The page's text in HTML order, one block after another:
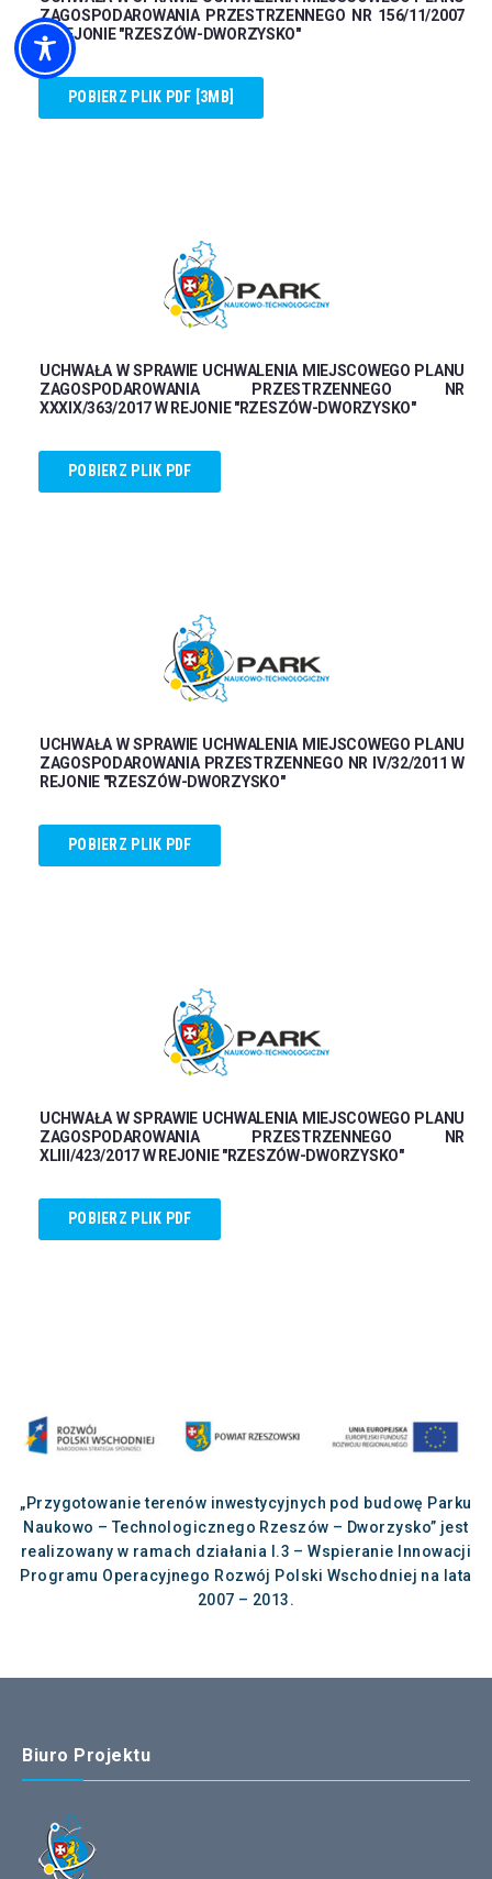
ZAGOSPODAROWANIA PRZESTRZENNEGO NR 156/11/2007
W REJONIE "RZESZÓW-DWORZYSKO"
POBIERZ PLIK PDF [3MB]
UCHWAŁA W SPRAWIE UCHWALENIA MIEJSCOWEGO PLANU
ZAGOSPODAROWANIA PRZESTRZENNEGO NR
XXXIX/363/2017 W REJONIE "RZESZÓW-DWORZYSKO"
POBIERZ PLIK PDF
UCHWAŁA W SPRAWIE UCHWALENIA MIEJSCOWEGO PLANU
ZAGOSPODAROWANIA PRZESTRZENNEGO NR IV/32/2011 W
REJONIE "RZESZÓW-DWORZYSKO"
POBIERZ PLIK PDF
UCHWAŁA W SPRAWIE UCHWALENIA MIEJSCOWEGO PLANU
ZAGOSPODAROWANIA PRZESTRZENNEGO NR
XLIII/423/2017 W REJONIE "RZESZÓW-DWORZYSKO"
POBIERZ PLIK PDF
„Przygotowanie terenów inwestycyjnych pod budowę Parku
Naukowo – Technologicznego Rzeszów – Dworzysko” jest
realizowany w ramach działania I.3 – Wspieranie Innowacji
Programu Operacyjnego Rozwój Polski Wschodniej na lata
2007 – 2013.
Biuro Projektu